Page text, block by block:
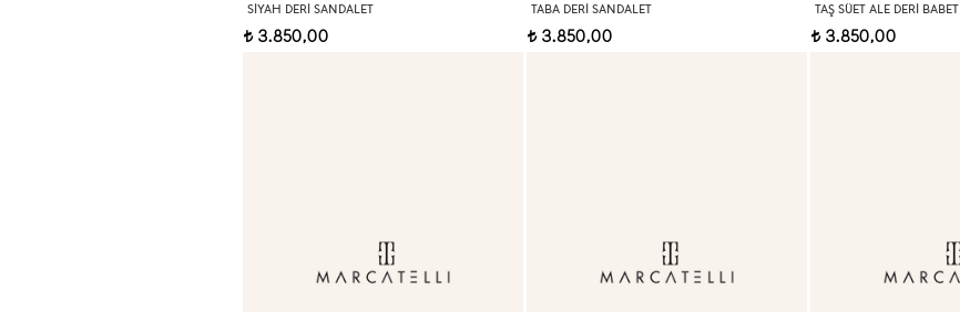
SIYAH DERI SANDALET
t3.850,00
TABA DERI SANDALET
t3.850,00
TAŞ SÜET ALE DERI BABET
t3.850,00